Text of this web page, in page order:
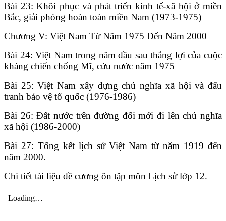
Bài 23: Khôi phục và phát triển kinh tế-xã hội ở miền
Bắc, giải phóng hoàn toàn miền Nam (1973-1975)
Chương V: Việt Nam Từ Năm 1975 Đến Năm 2000
Bài 24: Việt Nam trong năm đầu sau thắng lợi của cuộc
kháng chiến chống Mĩ, cứu nước năm 1975
Bài 25: Việt Nam xây dựng chủ nghĩa xã hội và đấu
tranh bảo vệ tổ quốc (1976-1986)
Bài 26: Đất nước trên đường đổi mới đi lên chủ nghĩa
xã hội (1986-2000)
Bài 27: Tổng kết lịch sử Việt Nam từ năm 1919 đến
năm 2000.
Chi tiết tài liệu đề cương ôn tập môn Lịch sử lớp 12.